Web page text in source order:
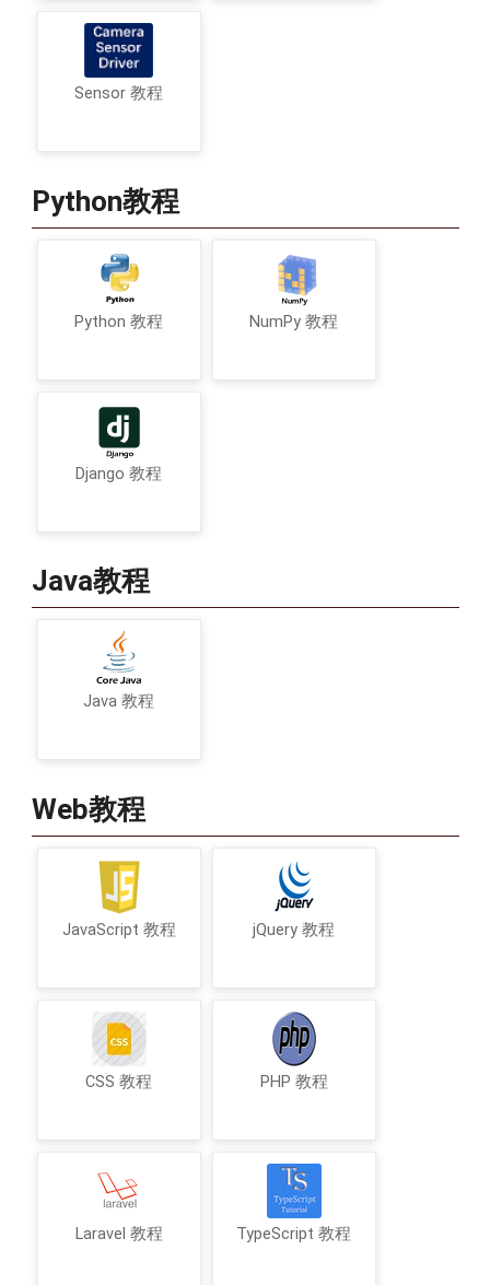
Sensor 教程
Python教程
Python 教程 NumPy 教程
Django 教程
Java教程
Java 教程
Web教程
JavaScript 教程 jQuery 教程
CSS 教程 PHP 教程
Laravel 教程 TypeScript 教程